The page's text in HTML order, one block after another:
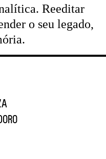
Reeditar
o seu legado,